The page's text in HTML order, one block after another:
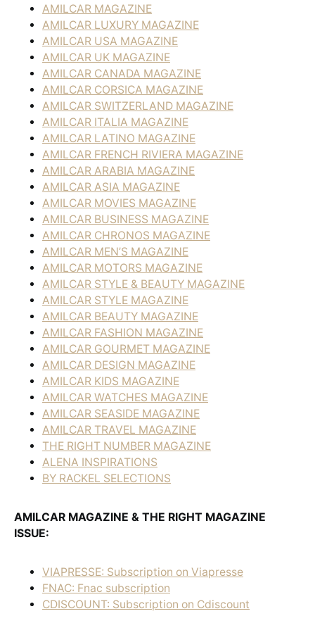
AMILCAR MAGAZINE
AMILCAR LUXURY MAGAZINE
AMILCAR USA MAGAZINE
AMILCAR UK MAGAZINE
AMILCAR CANADA MAGAZINE
AMILCAR CORSICA MAGAZINE
AMILCAR SWITZERLAND MAGAZINE
AMILCAR ITALIA MAGAZINE
AMILCAR LATINO MAGAZINE
AMILCAR FRENCH RIVIERA MAGAZINE
AMILCAR ARABIA MAGAZINE
AMILCAR ASIA MAGAZINE
AMILCAR MOVIES MAGAZINE
AMILCAR BUSINESS MAGAZINE
AMILCAR CHRONOS MAGAZINE
AMILCAR MEN’S MAGAZINE
AMILCAR MOTORS MAGAZINE
AMILCAR STYLE & BEAUTY MAGAZINE
AMILCAR STYLE MAGAZINE
AMILCAR BEAUTY MAGAZINE
AMILCAR FASHION MAGAZINE
AMILCAR GOURMET MAGAZINE
AMILCAR DESIGN MAGAZINE
AMILCAR KIDS MAGAZINE
AMILCAR WATCHES MAGAZINE
AMILCAR SEASIDE MAGAZINE
AMILCAR TRAVEL MAGAZINE
THE RIGHT NUMBER MAGAZINE
ALENA INSPIRATIONS
BY RACKEL SELECTIONS
AMILCAR MAGAZINE & THE RIGHT MAGAZINE
ISSUE:
VIAPRESSE: Subscription on Viapresse
FNAC: Fnac subscription
CDISCOUNT: Subscription on Cdiscount